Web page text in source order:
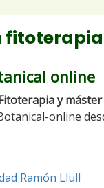
online
y
online
Ramón Llull